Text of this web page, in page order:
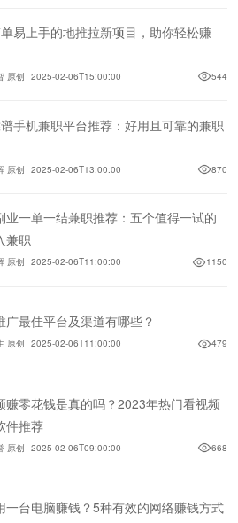
易上手的地推拉新项目，助你轻松赚
原创 2025-02-06T15:00:00 544
手机兼职平台推荐：好用且可靠的兼职
原创 2025-02-06T13:00:00 870
业一单一结兼职推荐：五个值得一试的
兼职
原创 2025-02-06T11:00:00 1150
广最佳平台及渠道有哪些？
原创 2025-02-06T11:00:00 479
赚零花钱是真的吗？2023年热门看视频
件推荐
原创 2025-02-06T09:00:00 668
一台电脑赚钱？5种有效的网络赚钱方式